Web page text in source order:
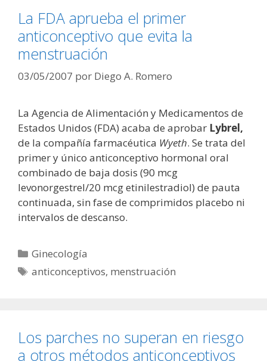
La FDA aprueba el primer
anticonceptivo que evita la
menstruación
03/05/2007 por Diego A. Romero
La Agencia de Alimentación y Medicamentos de
Estados Unidos (FDA) acaba de aprobar Lybrel,
de la compañía farmacéutica Wyeth. Se trata del
primer y único anticonceptivo hormonal oral
combinado de baja dosis (90 mcg
levonorgestrel/20 mcg etinilestradiol) de pauta
continuada, sin fase de comprimidos placebo ni
intervalos de descanso.
Categorías
Ginecología
Etiquetas
anticonceptivos, menstruación
Los parches no superan en riesgo
a otros métodos anticonceptivos